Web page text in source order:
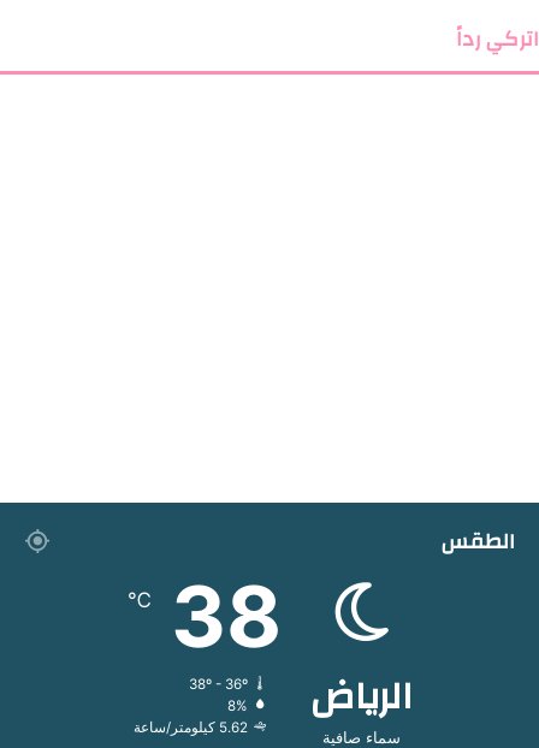
اتركي رداً
الطقس
الرياض
سماء صافية
38
℃
38º - 36º
8%
5.62 كيلومتر/ساعة